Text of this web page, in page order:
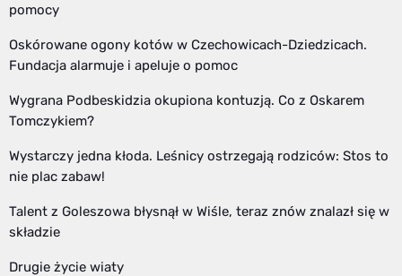
pomocy
Oskórowane ogony kotów w Czechowicach-Dziedzicach.
Fundacja alarmuje i apeluje o pomoc
Wygrana Podbeskidzia okupiona kontuzją. Co z Oskarem
Tomczykiem?
Wystarczy jedna kłoda. Leśnicy ostrzegają rodziców: Stos to
nie plac zabaw!
Talent z Goleszowa błysnął w Wiśle, teraz znów znalazł się w
składzie
Drugie życie wiaty